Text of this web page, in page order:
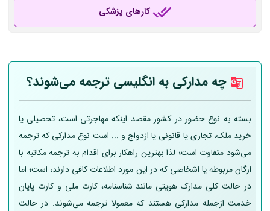
کارهای پزشکی
چه مدارکی به انگلیسی ترجمه می‌شوند؟
بسته به نوع حضور در کشور مقصد اینکه مهاجرتی است، تحصیلی یا
خرید ملک، تجاری یا قانونی یا ازدواج و ... است نوع مدارکی که ترجمه
می‌شود متفاوت است؛ لذا بهترین راهکار برای اقدام به ترجمه مکاتبه با
ارگان مربوطه یا اشخاصی که در این مورد اطلاعات کافی دارند، است؛ اما
در حالت کلی مدارک هویتی مانند شناسنامه، کارت ملی و کارت پایان
خدمت ازجمله مدارکی هستند که معمولا ترجمه می‌شوند. در حالت